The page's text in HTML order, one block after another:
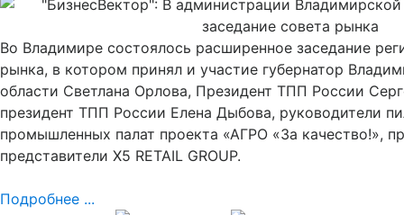
Во Владимире состоялось расширенное заседание
рынка, в котором принял и участие губернатор
области Светлана Орлова, Президент ТПП России
президент ТПП России Елена Дыбова, руководители
промышленных палат проекта «АГРО «За качество!»,
представители X5 RETAIL GROUP.
Подробнее ...